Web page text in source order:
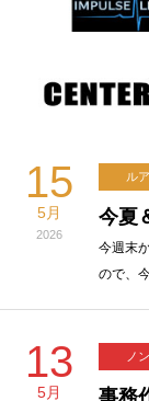
15
5月
2026
ル
今夏
今週末
ので、
13
5月
ノ
事務